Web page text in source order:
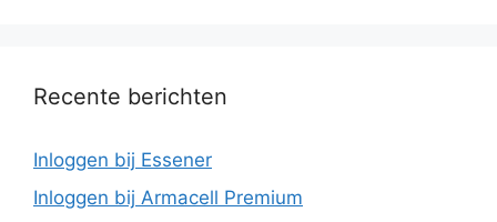
Recente berichten
Inloggen bij Essener
Inloggen bij Armacell Premium